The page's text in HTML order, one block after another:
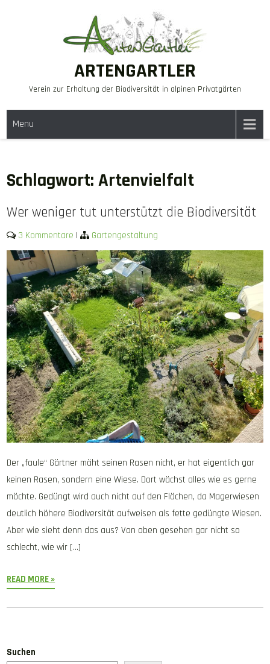
ARTENGARTLER
Verein zur Erhaltung der Biodiversität in alpinen Privatgärten
Menu
Schlagwort:Artenvielfalt
Wer weniger tut unterstützt die Biodiversität
3 Kommentare | Gartengestaltung
Der „faule“ Gärtner mäht seinen Rasen nicht, er hat eigentlich gar
keinen Rasen, sondern eine Wiese. Dort wächst alles wie es gerne
möchte. Gedüngt wird auch nicht auf den Flächen, da Magerwiesen
deutlich höhere Biodiversität aufweisen als fette gedüngte Wiesen.
Aber wie sieht denn das aus? Von oben gesehen gar nicht so
schlecht, wie wir […]
READ MORE »
Suchen